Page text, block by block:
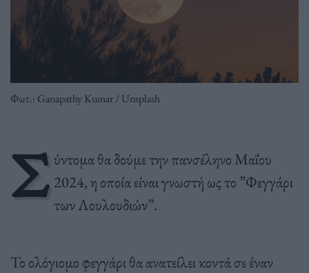
Φωτ.: Ganapathy Kumar / Unsplash
Σ ύντομα θα δούμε την πανσέληνο Μαΐου
2024, η οποία είναι γνωστή ως το ”Φεγγάρι
των Λουλουδιών”.
Το ολόγιομο φεγγάρι θα ανατείλει κοντά σε έναν